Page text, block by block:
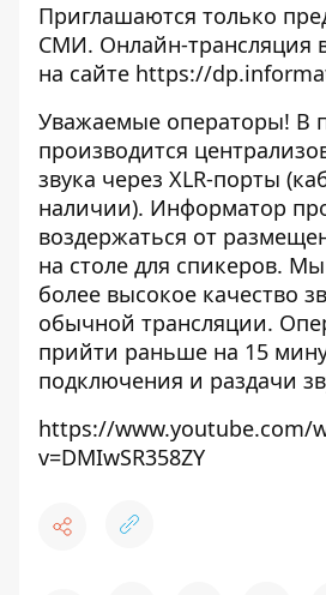
Приглашаются только
СМИ. Онлайн-трансляция
на сайте https://
Уважаемые операторы! В
производится
звука через XLR-порты
наличии). Информатор
воздержаться от
на столе для спикеров.
более высокое качество
обычной трансляции.
прийти раньше на 15
подключения и раздачи
https://www.youtube.com/
v=DMIwSR358ZY